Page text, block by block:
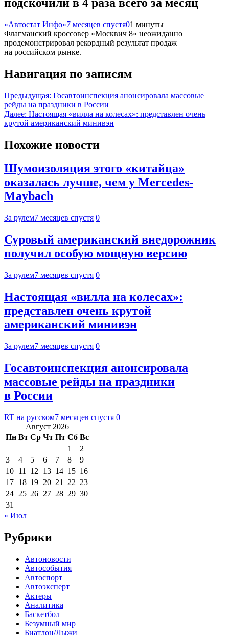
«Автостат Инфо»7 месяцев спустя01 минуты
Флагманский кроссовер «Москвич 8» неожиданно
продемонстрировал рекордный результат продаж
на российском рынке.
Навигация по записям
Предыдущая: Госавтоинспекция анонсировала массовые
рейды на праздники в России
Далее: Настоящая «вилла на колесах»: представлен очень
крутой американский минивэн
Похожие новости
Шумоизоляция этого «китайца»
оказалась лучше, чем у Mercedes-
Maybach
За рулем7 месяцев спустя 0
Суровый американский внедорожник
получил особую мощную версию
За рулем7 месяцев спустя 0
Настоящая «вилла на колесах»:
представлен очень крутой
американский минивэн
За рулем7 месяцев спустя 0
Госавтоинспекция анонсировала
массовые рейды на праздники
в России
RT на русском7 месяцев спустя 0
Август 2026
Пн Вт Ср Чт Пт Сб Вс
1
2
3
4 5 6 7 8
9
10 11 12 13 14 15 16
17 18 19 20 21 22 23
24 25 26 27 28 29 30
31
« Июл
Рубрики
Автоновости
Автособытия
Автоспорт
Автоэксперт
Актеры
Аналитика
Баскетбол
Безумный мир
Биатлон/Лыжи